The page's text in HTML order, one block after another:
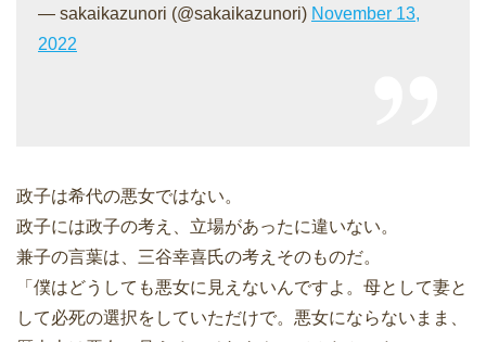
— sakaikazunori (@sakaikazunori) November 13,
2022
政子は希代の悪女ではない。
政子には政子の考え、立場があったに違いない。
兼子の言葉は、三谷幸喜氏の考えそのものだ。
「僕はどうしても悪女に見えないんですよ。母として妻と
して必死の選択をしていただけで。悪女にならないまま、